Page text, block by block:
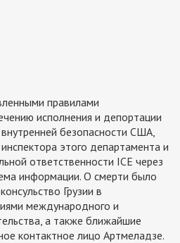
правилами
исполнения и депортации
безопасности США,
этого департамента и
ответственности ICE через
информации. О смерти было
Грузии в
международного и
а также ближайшие
контактное лицо Артмеладзе.